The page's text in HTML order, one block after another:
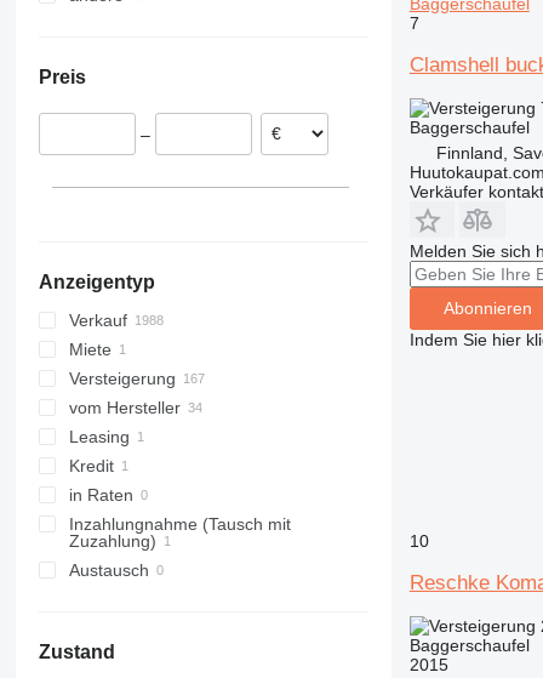
336
374
390
395
416
420
428
432
438
444
DE
F-series
Rumänien
Spanien
Preis
–
Anzeigentyp
Verkauf
Miete
Versteigerung
vom Hersteller
Leasing
Kredit
in Raten
Inzahlungnahme (Tausch mit
Zuzahlung)
Austausch
Zustand
7
Clamshell
Baggerschaufel
Finnland,
Huutokaupat.com
Verkäufer
Melden Sie sich
Abonnieren
Indem Sie hier
10
Reschke
Baggerschaufel
2015